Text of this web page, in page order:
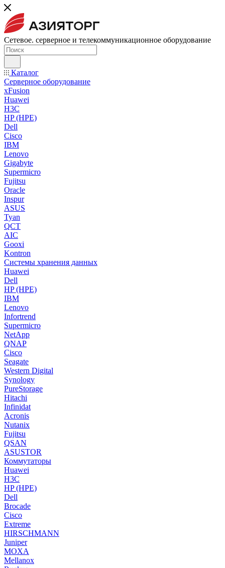
Сетевое. серверное и телекоммуникационное оборудование
Каталог
Серверное оборудование
xFusion
Huawei
H3C
HP (HPE)
Dell
Cisco
IBM
Lenovo
Gigabyte
Supermicro
Fujitsu
Oracle
Inspur
ASUS
Tyan
QCT
AIC
Gooxi
Kontron
Системы хранения данных
Huawei
Dell
HP (HPE)
IBM
Lenovo
Infortrend
Supermicro
NetApp
QNAP
Cisco
Seagate
Western Digital
Synology
PureStorage
Hitachi
Infinidat
Acronis
Nutanix
Fujitsu
QSAN
ASUSTOR
Коммутаторы
Huawei
H3C
HP (HPE)
Dell
Brocade
Cisco
Extreme
HIRSCHMANN
Juniper
MOXA
Mellanox